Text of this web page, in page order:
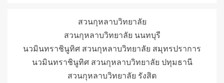
สวนกุหลาบวิทยาลัย
สวนกุหลาบวิทยาลัย นนทบุรี
นวมินทราชินูทิศ สวนกุหลาบวิทยาลัย สมุทรปราการ
นวมินทราชินูทิศ สวนกุหลาบวิทยาลัย ปทุมธานี
สวนกุหลาบวิทยาลัย รังสิต